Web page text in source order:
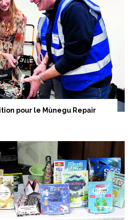
pour le Mùnegu Repair